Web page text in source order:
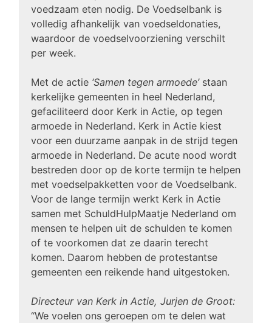
voedzaam eten nodig. De Voedselbank is
volledig afhankelijk van voedseldonaties,
waardoor de voedselvoorziening verschilt
per week.
Met de actie ‘Samen tegen armoede’ staan
kerkelijke gemeenten in heel Nederland,
gefaciliteerd door Kerk in Actie, op tegen
armoede in Nederland. Kerk in Actie kiest
voor een duurzame aanpak in de strijd tegen
armoede in Nederland. De acute nood wordt
bestreden door op de korte termijn te helpen
met voedselpakketten voor de Voedselbank.
Voor de lange termijn werkt Kerk in Actie
samen met SchuldHulpMaatje Nederland om
mensen te helpen uit de schulden te komen
of te voorkomen dat ze daarin terecht
komen. Daarom hebben de protestantse
gemeenten een reikende hand uitgestoken.
Directeur van Kerk in Actie, Jurjen de Groot:
“We voelen ons geroepen om te delen wat